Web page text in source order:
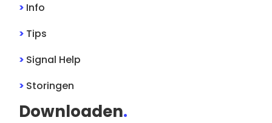
> Info
> Tips
> Signal Help
> Storingen
Downloaden.